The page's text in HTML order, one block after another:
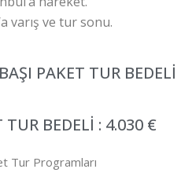
varış ve tur sonu.
PAKET TUR BEDELİ
BEDELİ : 4.030 €
Tur Programları